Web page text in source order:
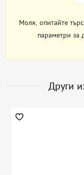
Моля, опитайте
параметри за
Други